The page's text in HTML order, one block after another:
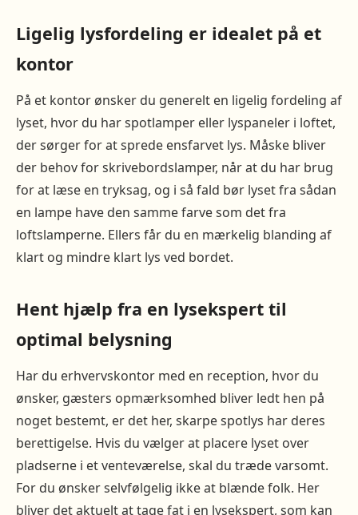
Ligelig lysfordeling er idealet på et
kontor
På et kontor ønsker du generelt en ligelig fordeling af
lyset, hvor du har spotlamper eller lyspaneler i loftet,
der sørger for at sprede ensfarvet lys. Måske bliver
der behov for skrivebordslamper, når at du har brug
for at læse en tryksag, og i så fald bør lyset fra sådan
en lampe have den samme farve som det fra
loftslamperne. Ellers får du en mærkelig blanding af
klart og mindre klart lys ved bordet.
Hent hjælp fra en lysekspert til
optimal belysning
Har du erhvervskontor med en reception, hvor du
ønsker, gæsters opmærksomhed bliver ledt hen på
noget bestemt, er det her, skarpe spotlys har deres
berettigelse. Hvis du vælger at placere lyset over
pladserne i et venteværelse, skal du træde varsomt.
For du ønsker selvfølgelig ikke at blænde folk. Her
bliver det aktuelt at tage fat i en lysekspert, som kan